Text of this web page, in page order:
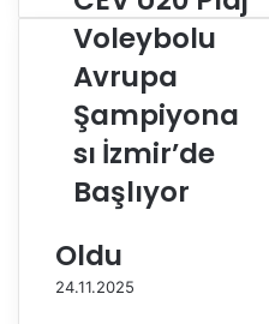
E
V
U
0
P
a
V
o
l
Voleybolu
Avrupa
Şampiyona
sı İzmir’de
Başlıyor
Oldu
24.11.2025